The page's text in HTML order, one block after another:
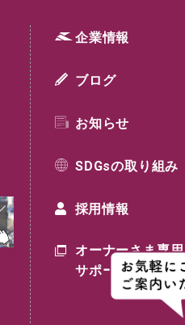
企業情報
ブログ
お知らせ
SDGsの取り組み
採用情報
オーナーさま専用
サポートサイト